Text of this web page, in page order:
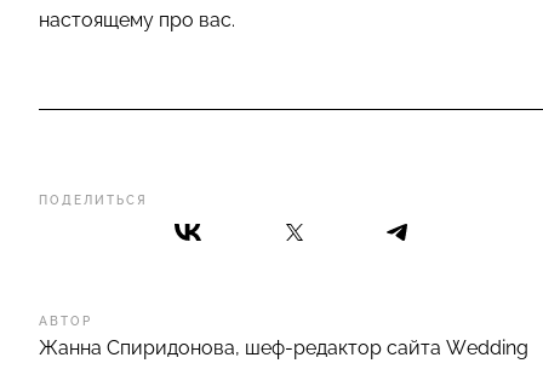
ПОДЕЛИТЬСЯ
АВТОР
Жанна Спиридонова, шеф-редактор сайта Wedding
настоящему про вас.